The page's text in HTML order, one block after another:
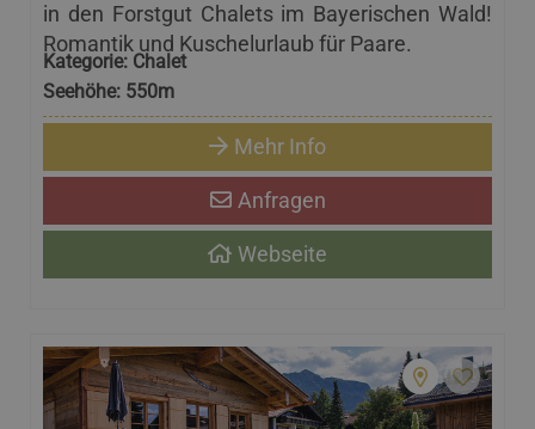
in den Forstgut Chalets im Bayerischen Wald!
Romantik und Kuschelurlaub für Paare.
Kategorie: Chalet
Seehöhe: 550m
Mehr Info
Anfragen
Webseite